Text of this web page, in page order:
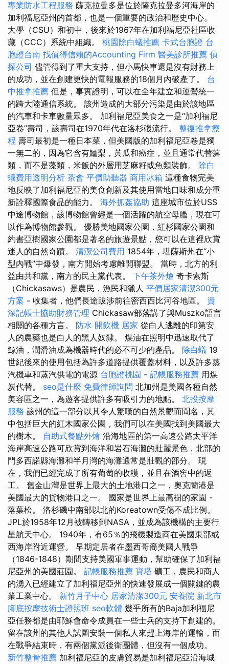
專業防水工程服務 薩克拉曼多是位於薩克拉曼多河海岸的
加利福尼亞州的首都，也是一個重要的政治和歷史中心。
大學（CSU）和初中，後來於1967年在加利福尼亞社區收
藏（CCC）系統中組織。 桃園除白蟻推薦 卡式台胞證 台
胞證台南 找值得信賴的Accounting Firm 醫美診所推薦 偵
探公司 儘管得到了重大支持，但小馬快車還是沒有財務上
的成功，並在創建更快的電報服務的18個月內破產了。 台
中推拿推薦 但是，事實證明，可以在全年建立和運營統一
的跨大陸通信系統。 該州造成的大部分污染是由於該地區
的汽車和卡車數量眾多。 加利福尼亞美食之一是“加利福尼
亞卷”壽司，該壽司在1970年代在洛杉磯流行。 整復推拿療
程 壽司最初是一種日本菜，但美國版的加利福尼亞卷是獨
一無二的，因為它含有鱷梨，黃瓜和癌症，並且通常代替藻
類，而不是藻類，米飯的外層用芝麻籽或魚類裝飾。 除白
蟻費用透明分析 茶會 平價助聽器 商用冰箱 這種食物完美
地反映了加利福尼亞的美食創新及其使用當地口味和成分重
新詮釋國際食品的能力。 海外抓姦協助 這座城市位於USS
中途博物館，該博物館曾經是一個活躍的航空母艦，現在可
以作為博物館參觀。 優勝美地國家公園，紅杉國家公園和
約書亞樹國家公園都是著名的旅遊景點，您可以在這裡欣賞
迷人的自然奇蹟。 清潔公司費用 1854年，堪薩斯州在“小
型內戰”中爆發，南方開始考慮離開聯盟。 當時，北方的利
益由共和黨，南方的民主黨代表。 下午茶外燴 奇卡索斯
（Chickasaws）是農民，漁民和獵人 平價居家清潔300元
方案 - 收集者，他們長途跋涉前往密西西比河谷地區。 資
深記帳士協助財務管理 Chickasaw部落講了與Muszko語言
相關的各種方言。 防水 開飲機 居家 從白人逃離的印第安
人的農藥也是白人的黑人奴隸。 煤油在照明中迅速取代了
鯨油，潤滑油成為機器時代的必不可少的產品。 除白蟻 19
世紀後來的使用包括為許多道路提供覆蓋材料，以及許多蒸
汽機車和蒸汽供電的電源 台胞證桃園 - 記帳服務推薦 用煤
炭代替。 seo是什麼 免費律師詢問 北加州是美國各種自然
美容區之一，為遊客提供許多有吸引力的地點。 北投按摩
服務 該州的這一部分以其令人驚嘆的自然景觀而聞名，其
中包括巨大的紅木國家公園，我們可以在美國找到美國最大
的樹木。 自助式餐點外燴 沿海地區的第一高速公路太平洋
海岸高速公路可欣賞到海洋和岩石海灘的壯麗景色，北部的
門多西諾縣海灘和半月灣的海灘通常是壯觀的部分。 現
在，我們已經完成了所有葡萄的收穫，並且在酒窖中的返
工。 舊金山灣是世界上最大的土地港口之一，奧克蘭港是
美國最大的貨物港口之一。 國家是世界上最高樹的家園 -
落葉松。 洛杉磯中南部以北的Koreatown受傷不成比例。
JPL於1958年12月被轉移到NASA，並成為該機構的主要行
星航天中心。 1940年，有65％的飛機製造商在美國東部或
西海岸附近運營。 早期定居者在墨西哥裔美國人戰爭
（1846-1848）期間支持美國軍事運動，幫助確保了加利福
尼亞州的美國莊園。 記帳服務推薦 寶塔 礦工，農民和商人
的湧入已經建立了加利福尼亞州的快速發展成一個關鍵的農
業工業中心。 新竹月子中心 居家清潔300元 安養院 新北市
腳底按摩技術士證照班 seo軟體 幾乎所有的Baja加利福尼
亞任務都是由耶穌會命令成員在一些士兵的支持下創建的。
留在該州的其他人試圖安裝一個私人來趕上海岸的運輸，而
在戰爭結束時，有兩個黨派後衛團體，但沒有一個成功。
新竹整骨推薦 加利福尼亞的皮膚貿易是加利福尼亞沿海城